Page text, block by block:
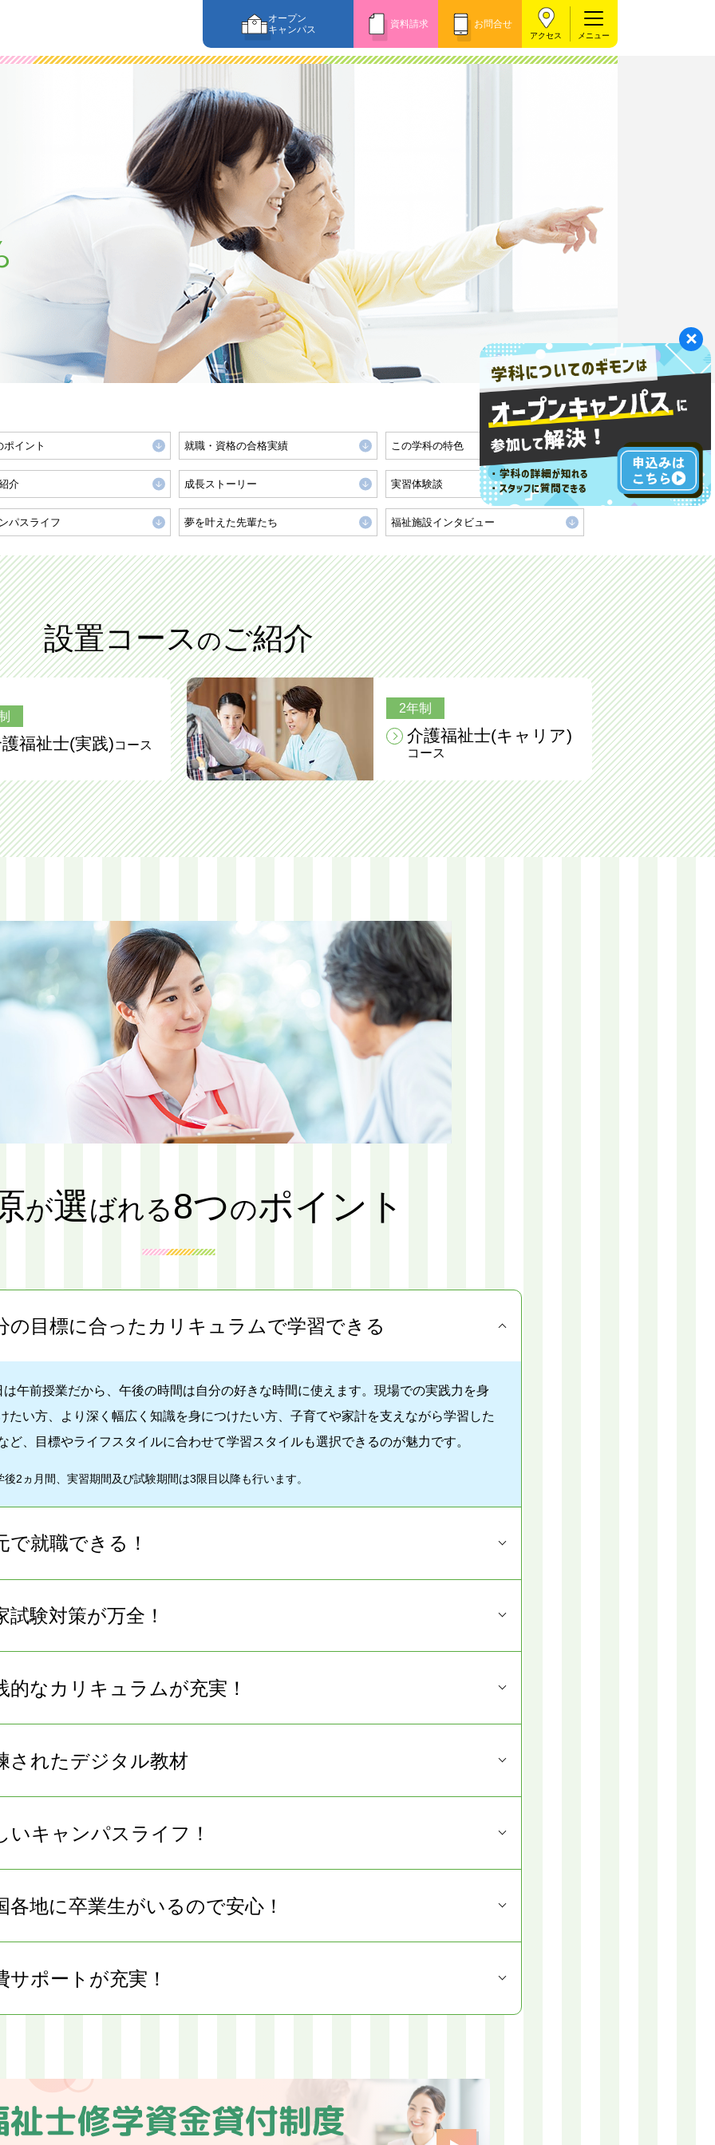
オープン
キャンパス
資料請求 お問合せ
アクセス
ポイント 就職・資格の合格実績 この学科の特色
介 成長ストーリー 実習体験談
パスライフ 夢を叶えた先輩たち 福祉施設インタビュー
設置コースのご紹介
福祉士(実践)コース
2年制
介護福祉士(キャリア)
コース
が選ばれる8つのポイント
の目標に合ったカリキュラムで学習できる
は午前授業だから、午後の時間は自分の好きな時間に使えます。現場での実践力を身
たい方、より深く幅広く知識を身につけたい方、子育てや家計を支えながら学習した
ど、目標やライフスタイルに合わせて学習スタイルも選択できるのが魅力です。
2ヵ月間、実習期間及び試験期間は3限目以降も行います。
で就職できる！
試験対策が万全！
的なカリキュラムが充実！
されたデジタル教材
いキャンパスライフ！
各地に卒業生がいるので安心！
サポートが充実！